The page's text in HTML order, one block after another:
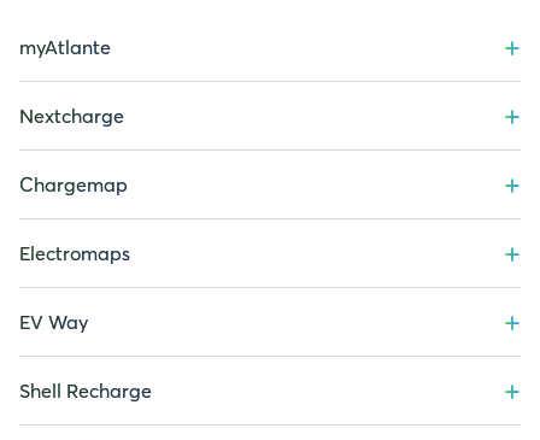
myAtlante +
Nextcharge +
Chargemap +
Electromaps +
EV Way +
Shell Recharge +